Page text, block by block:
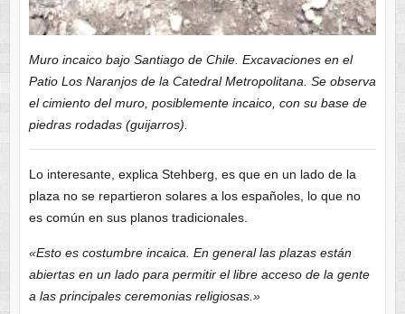
Muro incaico bajo Santiago de Chile. Excavaciones en el
Patio Los Naranjos de la Catedral Metropolitana. Se observa
el cimiento del muro, posiblemente incaico, con su base de
piedras rodadas (guijarros).
Lo interesante, explica Stehberg, es que en un lado de la
plaza no se repartieron solares a los españoles, lo que no
es común en sus planos tradicionales.
«Esto es costumbre incaica. En general las plazas están
abiertas en un lado para permitir el libre acceso de la gente
a las principales ceremonias religiosas.»